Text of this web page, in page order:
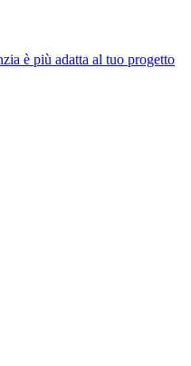
è più adatta al tuo progetto